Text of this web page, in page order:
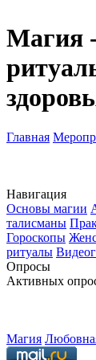
Магия
Главная
Навигация
Основы магии
талисманы
Гороскопы
ритуалы
Опросы
Активных
Магия